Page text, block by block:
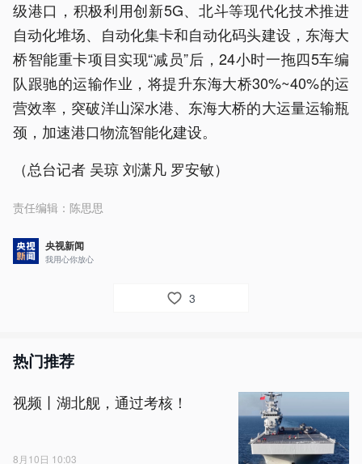
级港口，积极利用创新5G、北斗等现代化技术推进
自动化堆场、自动化集卡和自动化码头建设，东海大
桥智能重卡项目实现“减员”后，24小时一拖四5车编
队跟驰的运输作业，将提升东海大桥30%~40%的运
营效率，突破洋山深水港、东海大桥的大运量运输瓶
颈，加速港口物流智能化建设。
（总台记者 吴琼 刘潇凡 罗安敏）
责任编辑： 陈思思
央视新闻
我用心你放心
3
热门推荐
视频丨湖北舰，通过考核！
8月10日 10:03